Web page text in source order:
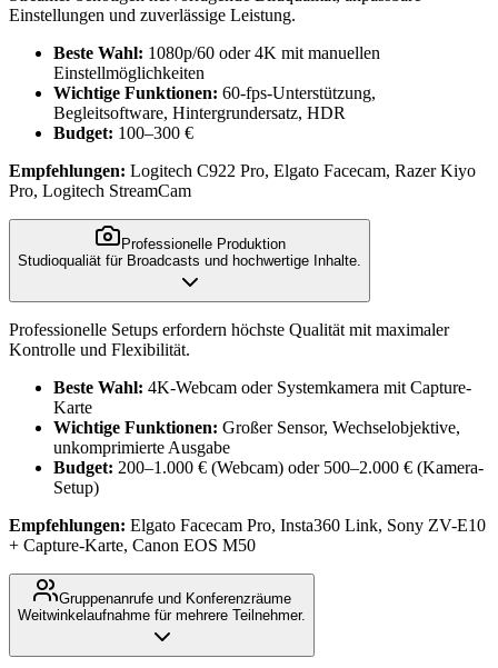
Einstellungen und zuverlässige Leistung.
Beste Wahl: 1080p/60 oder 4K mit manuellen
Einstellmöglichkeiten
Wichtige Funktionen: 60-fps-Unterstützung,
Begleitsoftware, Hintergrundersatz, HDR
Budget: 100–300 €
Empfehlungen: Logitech C922 Pro, Elgato Facecam, Razer Kiyo
Pro, Logitech StreamCam
Professionelle Produktion
Studioqualiät für Broadcasts und hochwertige Inhalte.
Professionelle Setups erfordern höchste Qualität mit maximaler
Kontrolle und Flexibilität.
Beste Wahl: 4K-Webcam oder Systemkamera mit Capture-
Karte
Wichtige Funktionen: Großer Sensor, Wechselobjektive,
unkomprimierte Ausgabe
Budget: 200–1.000 € (Webcam) oder 500–2.000 € (Kamera-
Setup)
Empfehlungen: Elgato Facecam Pro, Insta360 Link, Sony ZV-E10
+ Capture-Karte, Canon EOS M50
Gruppenanrufe und Konferenzräume
Weitwinkelaufnahme für mehrere Teilnehmer.